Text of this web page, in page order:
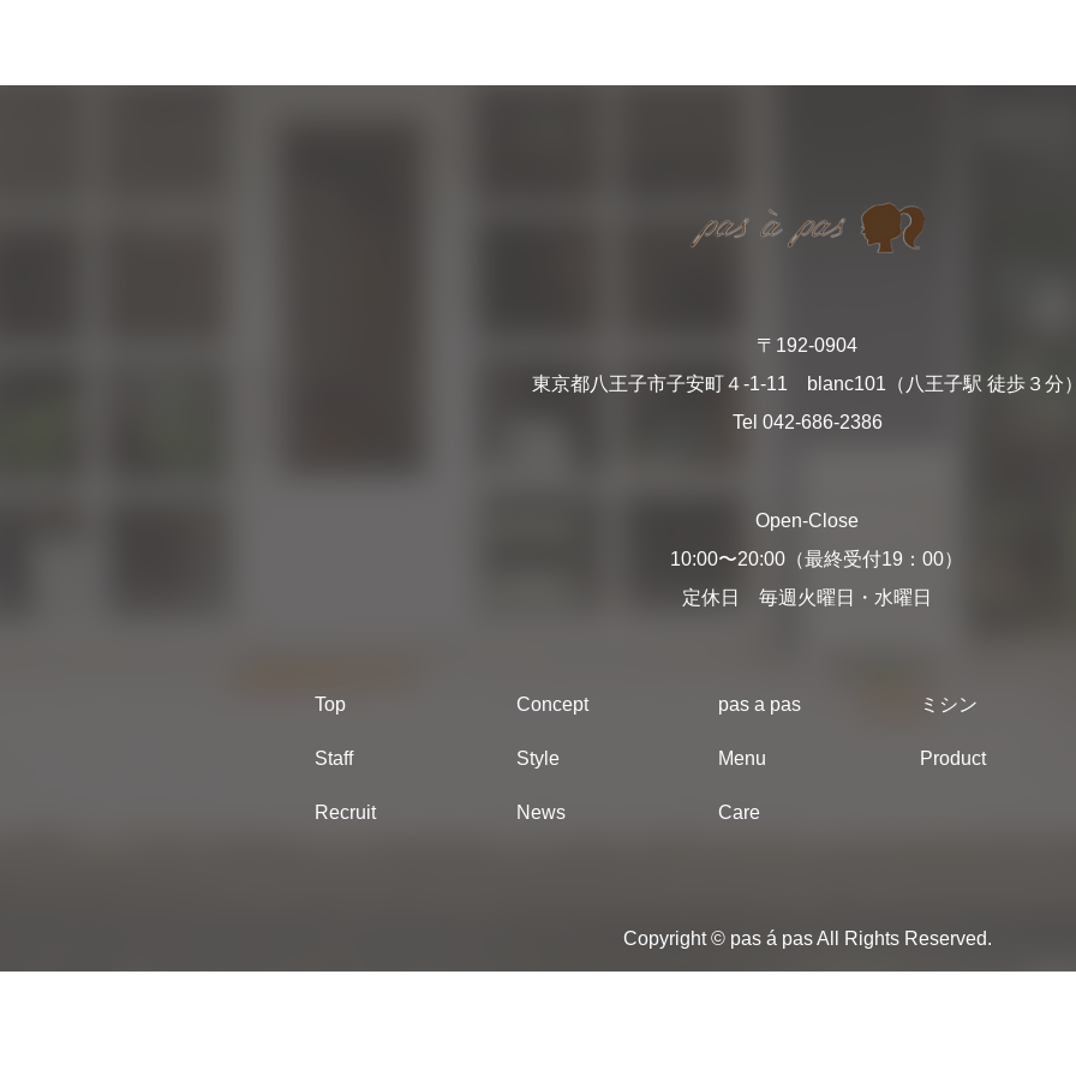
〒192-0904
東京都八王子市子安町４-1-11 blanc101 （八王子駅 徒歩３分
Tel 042-686-2386
Open-Close
10:00〜20:00（最終受付19：00）
定休日 毎週火曜日・水曜日
Top Concept pas a pas ミシン
Staff Style Menu Product
Recruit News Care
Copyright © pas á pas All Rights Reserved.